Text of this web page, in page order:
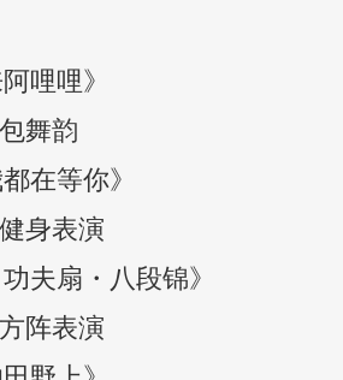
哩哩》
舞韵
等你》
身表演
扇・八段锦》
阵表演